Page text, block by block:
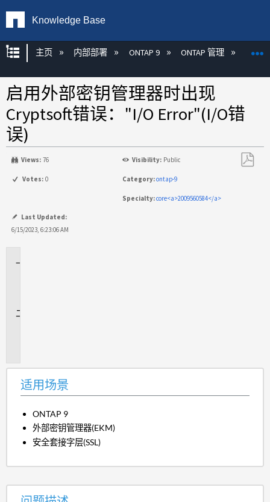
Knowledge Base
扩展/隐缩全局层次
主页 内部部署 ONTAP 9 ONTAP 管理 加密
启用外部密钥管理器时出现
Cryptsoft错误："I/O Error"(I/O错
误)
Views: 76 Visibility: Public
Votes: 0 Category:ontap-9
Specialty:core<a>2009560584</a>
Last Updated:
6/15/2023, 6:23:06 AM
适用场景
ONTAP 9
外部密钥管理器(EKM)
安全套接字层(SSL)